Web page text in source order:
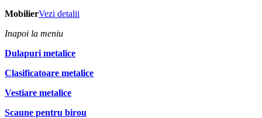
MobilierVezi detalii
Inapoi la meniu
Dulapuri metalice
Clasificatoare metalice
Vestiare metalice
Scaune pentru birou